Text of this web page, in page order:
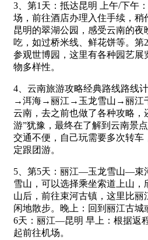
3、第1天：抵达昆明 上午/下午
场，前往酒店办理入住手续，稍
昆明的翠湖公园，感受云南的夜
吃，如过桥米线、鲜花饼等。第
参观世博园，这里有各种园艺展
物多样性。
4、云南旅游攻略经典路线路线
→洱海→丽江→玉龙雪山→丽江
云南，去之前也做了各种攻略，
游”犹豫，最终在了解到云南景
交通不便，自己玩需要多次转车
定跟团游。
5、第5天：丽江—玉龙雪山—束
雪山，可以选择乘坐索道上山
山后，前往束河古镇，这里比丽
闲地散步。晚上：回到丽江古
6天：丽江—昆明 早上：根据返
起前往机场。